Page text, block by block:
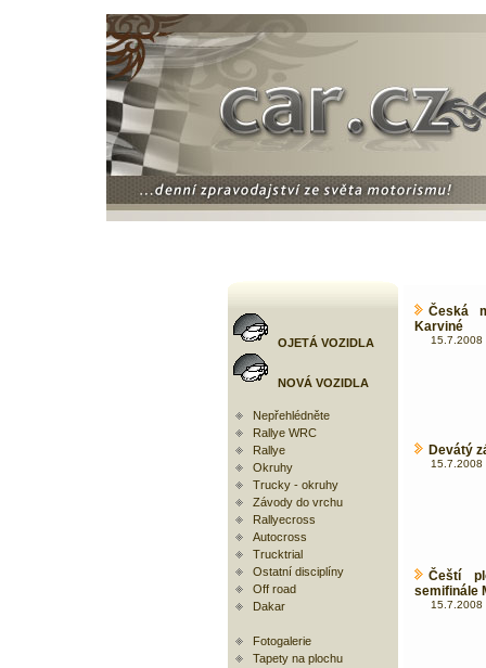
OJETÁ VOZIDLA
NOVÁ VOZIDLA
Nepřehlédněte
Rallye WRC
Rallye
Okruhy
Trucky - okruhy
Závody do vrchu
Rallyecross
Autocross
Trucktrial
Ostatní disciplíny
Off road
Dakar
Fotogalerie
Tapety na plochu
Česká
Karviné
15.7.2008
Devátý
15.7.2008
Čeští
semifinále
15.7.2008